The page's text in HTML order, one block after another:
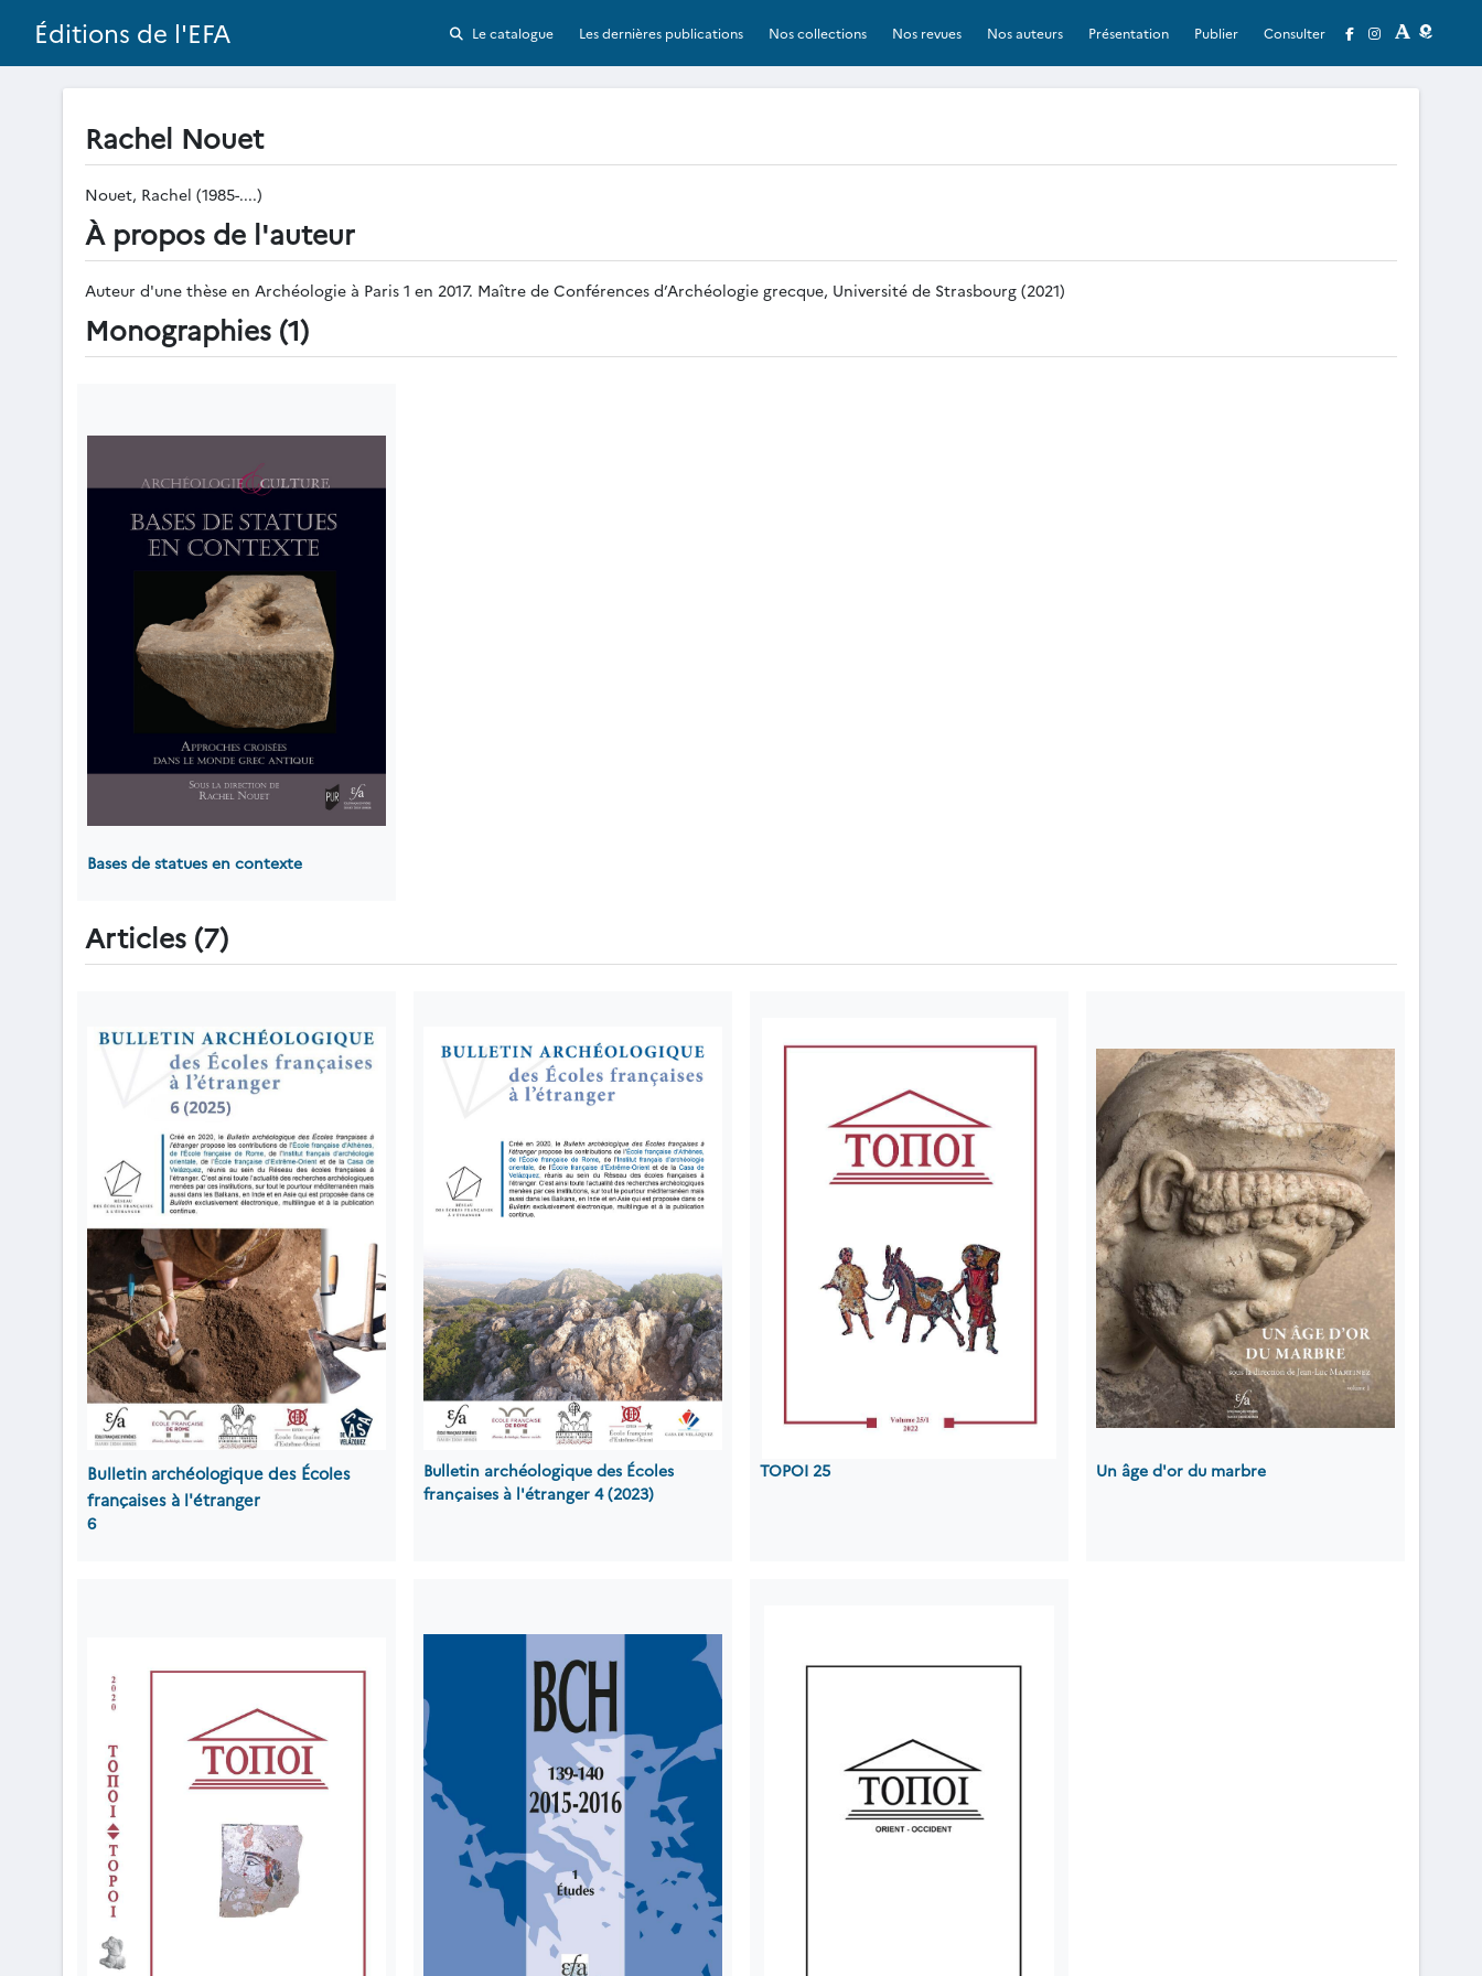
Éditions de l'EFA Le catalogue Les dernières publications Nos collections Nos revues Nos auteurs Présentation Publier Consulter
Rachel Nouet
Nouet, Rachel (1985-....)
À propos de l'auteur
Auteur d'une thèse en Archéologie à Paris 1 en 2017. Maître de Conférences d’Archéologie grecque, Université de Strasbourg (2021)
Monographies (1)
Bases de statues en contexte
Articles (7)
Bulletin archéologique des Écoles
françaises à l'étranger
6
Bulletin archéologique des Écoles
françaises à l'étranger 4 (2023)
TOPOI 25 Un âge d'or du marbre